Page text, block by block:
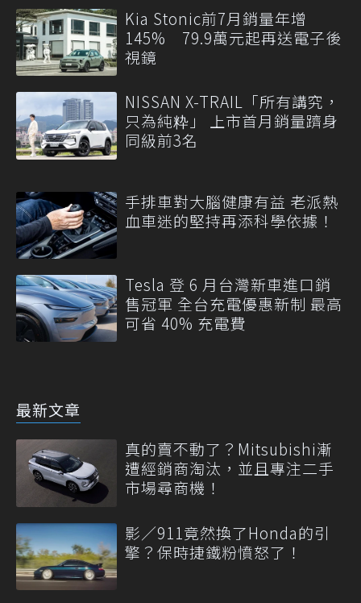
Kia Stonic前7月銷量年增
145% 79.9萬元起再送電子後
視鏡
NISSAN X-TRAIL「所有講究，
只為純粋」 上市首月銷量躋身
同級前3名
手排車對大腦健康有益 老派熱
血車迷的堅持再添科學依據！
Tesla 登 6 月台灣新車進口銷
售冠軍 全台充電優惠新制 最高
可省 40% 充電費
最新文章
真的賣不動了？Mitsubishi漸
遭經銷商淘汰，並且專注二手
市場尋商機！
影／911竟然換了Honda的引
擎？保時捷鐵粉憤怒了！